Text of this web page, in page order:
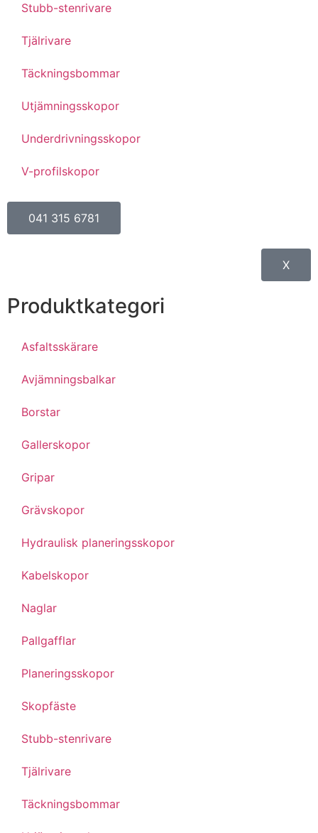
Stubb-stenrivare
Tjälrivare
Täckningsbommar
Utjämningsskopor
Underdrivningsskopor
V-profilskopor
041 315 6781
X
Produktkategori
Asfaltsskärare
Avjämningsbalkar
Borstar
Gallerskopor
Gripar
Grävskopor
Hydraulisk planeringsskopor
Kabelskopor
Naglar
Pallgafflar
Planeringsskopor
Skopfäste
Stubb-stenrivare
Tjälrivare
Täckningsbommar